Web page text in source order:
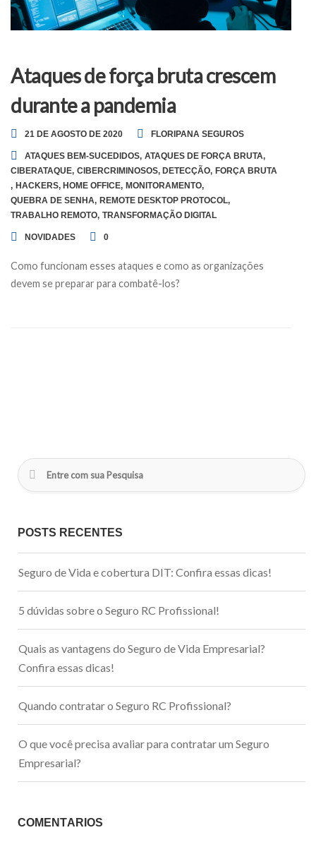
Ataques de força bruta crescem
durante a pandemia
21 DE AGOSTO DE 2020 FLORIPANA SEGUROS
ATAQUES BEM-SUCEDIDOS, ATAQUES DE FORÇA BRUTA,
CIBERATAQUE, CIBERCRIMINOSOS, DETECÇÃO, FORÇA BRUTA
, HACKERS, HOME OFFICE, MONITORAMENTO,
QUEBRA DE SENHA, REMOTE DESKTOP PROTOCOL,
TRABALHO REMOTO, TRANSFORMAÇÃO DIGITAL
NOVIDADES 0
Como funcionam esses ataques e como as organizações
devem se preparar para combatê-los?
POSTS RECENTES
Seguro de Vida e cobertura DIT: Confira essas dicas!
5 dúvidas sobre o Seguro RC Profissional!
Quais as vantagens do Seguro de Vida Empresarial?
Confira essas dicas!
Quando contratar o Seguro RC Profissional?
O que você precisa avaliar para contratar um Seguro
Empresarial?
COMENTÁRIOS